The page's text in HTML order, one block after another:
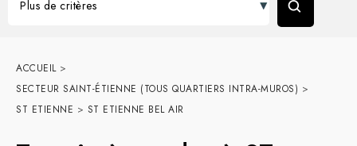
ACCUEIL>
SECTEUR SAINT-ÉTIENNE (TOUS QUARTIERS INTRA-MUROS) >
ST ETIENNE > ST ETIENNE BEL AIR